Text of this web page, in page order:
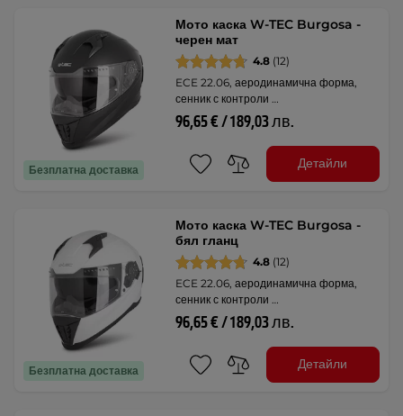
Безплатна доставка
Мото каска W-TEC Burgosa -
черен мат
4.8 (12)
ECE 22.06, аеродинамична форма,
сенник с контроли …
96,65 € / 189,03 лв.
Детайли
Безплатна доставка
Мото каска W-TEC Burgosa -
бял гланц
4.8 (12)
ECE 22.06, аеродинамична форма,
сенник с контроли …
96,65 € / 189,03 лв.
Детайли